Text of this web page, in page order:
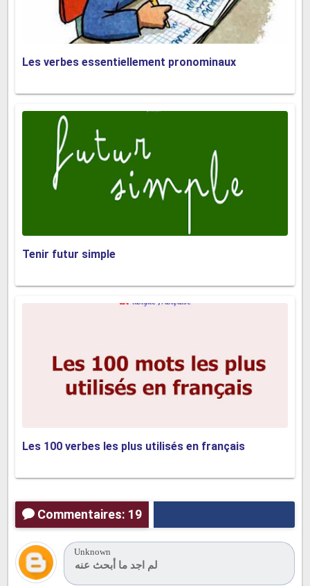
Les verbes essentiellement pronominaux
Tenir futur simple
Les 100 verbes les plus utilisés en français
Commentaires: 19
Unknown
لم اجد ما أبحث عنه